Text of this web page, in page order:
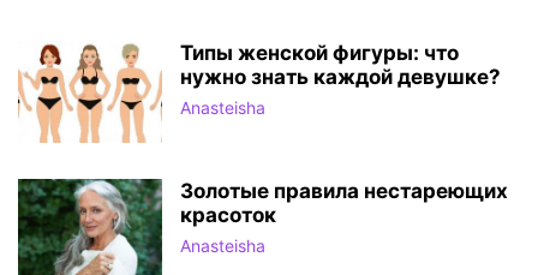
Типы женской фигуры: что
нужно знать каждой девушке?
Anasteisha
Золотые правила нестареющих
красоток
Anasteisha